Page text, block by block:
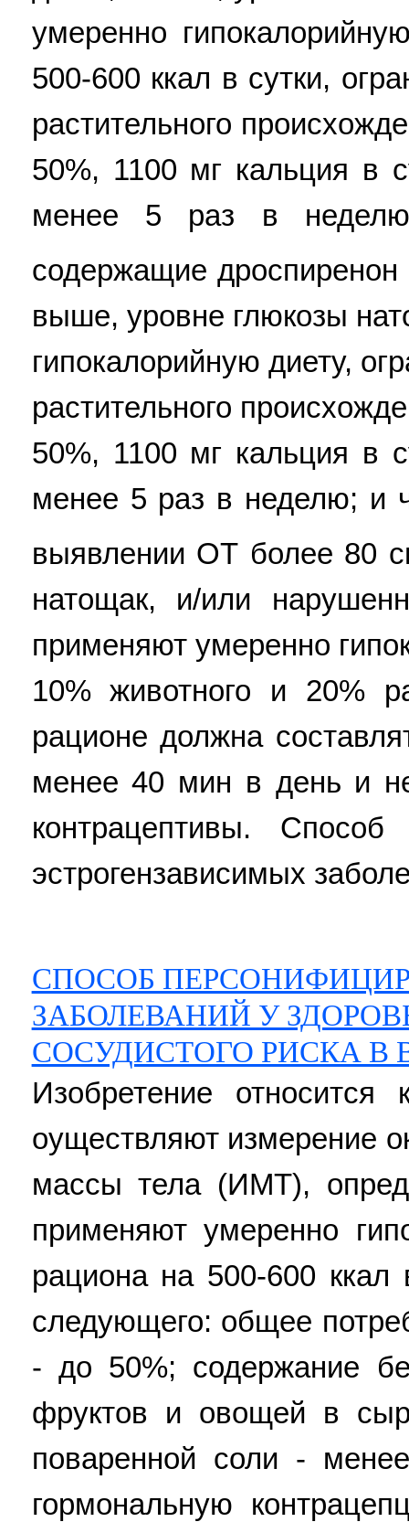
умеренно
500-600 ккал в сутки,
растительного
50%, 1100 мг кальция в
менее 5 раз в
содержащие
выше, уровне глюкозы
гипокалорийную диету,
растительного
50%, 1100 мг кальция в
менее 5 раз в неделю; и
выявлении ОТ более 80
натощак, и/или
применяют умеренно
10% животного и 20%
рационе должна
менее 40 мин в день и
контрацептивы. Способ
эстрогензависимых
СПОСОБ
ЗАБОЛЕВАНИЙ У
СОСУДИСТОГО РИСКА В
Изобретение
оуществляют измерение
массы тела (ИМТ),
применяют умеренно
рациона на 500-600
следующего: общее
- до 50%; содержание
фруктов и овощей в
поваренной соли -
гормональную